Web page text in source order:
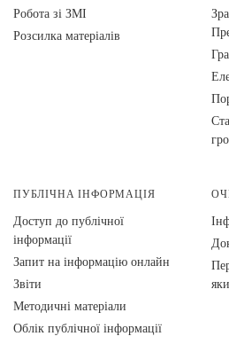
Робота зі ЗМІ
Розсилка матеріалів
ПУБЛІЧНА ІНФОРМАЦІЯ
Доступ до публічної
інформації
Запит на інформацію онлайн
Звіти
Методичні матеріали
Облік публічної інформації